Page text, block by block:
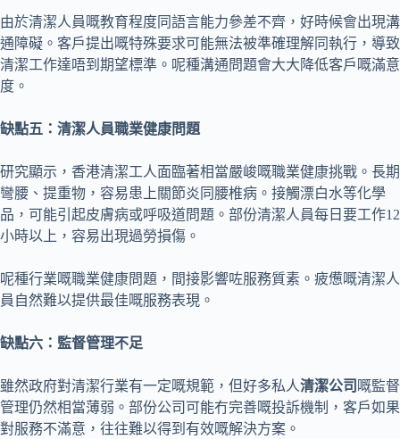
由於清潔人員嘅教育程度同語言能力參差不齊，好時候會出現溝
通障礙。客戶提出嘅特殊要求可能無法被準確理解同執行，導致
清潔工作達唔到期望標準。呢種溝通問題會大大降低客戶嘅滿意
度。
缺點五：清潔人員職業健康問題
研究顯示，香港清潔工人面臨著相當嚴峻嘅職業健康挑戰。長期
彎腰、提重物，容易患上關節炎同腰椎病。接觸漂白水等化學
品，可能引起皮膚病或呼吸道問題。部份清潔人員每日要工作12
小時以上，容易出現過勞損傷。
呢種行業嘅職業健康問題，間接影響咗服務質素。疲憊嘅清潔人
員自然難以提供最佳嘅服務表現。
缺點六：監督管理不足
雖然政府對清潔行業有一定嘅規範，但好多私人清潔公司 嘅監督
管理仍然相當薄弱。部份公司可能冇完善嘅投訴機制，客戶如果
對服務不滿意，往往難以得到有效嘅解決方案。